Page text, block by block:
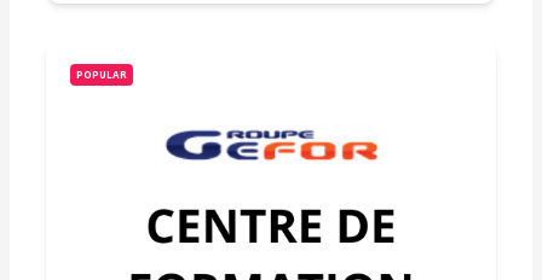
POPULAR